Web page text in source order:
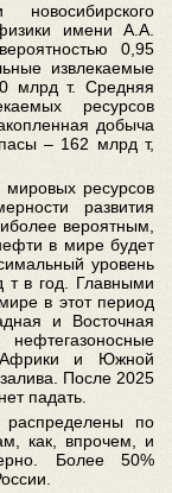
новосибирского
имени А.А.
0,95
извлекаемые
млрд т. Средняя
ресурсов
добыча
– 162 млрд т,
мировых ресурсов
развития
вероятным,
в мире будет
уровень
т в год. Главными
в этот период
и Восточная
Африки и Южной
После 2025
падать.
по
как, впрочем, и
Более 50%